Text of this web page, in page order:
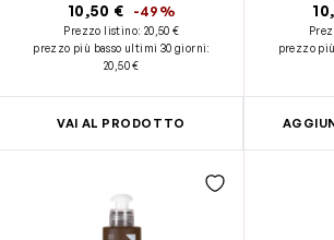
10,50 € -49%
Prezzo listino: 20,50 €
prezzo più basso ultimi 30 giorni:
20,50 €
VAI AL PRODOTTO
prezzo